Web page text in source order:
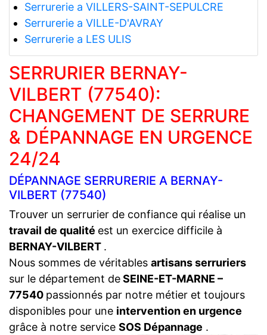
Serrurerie a VILLERS-SAINT-SEPULCRE
Serrurerie a VILLE-D'AVRAY
Serrurerie a LES ULIS
SERRURIER BERNAY-
VILBERT (77540):
CHANGEMENT DE SERRURE
& DÉPANNAGE EN URGENCE
24/24
DÉPANNAGE SERRURERIE A BERNAY-
VILBERT (77540)
Trouver un serrurier de confiance qui réalise un
travail de qualité est un exercice difficile à
BERNAY-VILBERT .
Nous sommes de véritables artisans serruriers
sur le département deSEINE-ET-MARNE –
77540 passionnés par notre métier et toujours
disponibles pour une intervention en urgence
grâce à notre service SOS Dépannage .